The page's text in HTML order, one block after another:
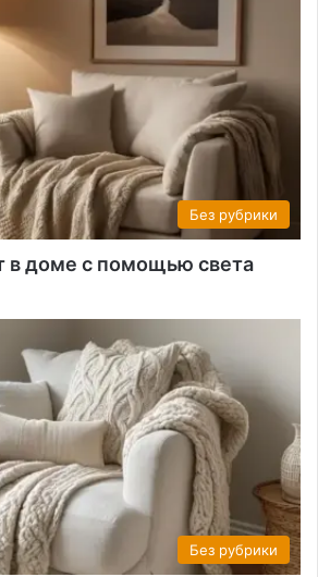
Без рубрики
в доме с помощью света
Без рубрики